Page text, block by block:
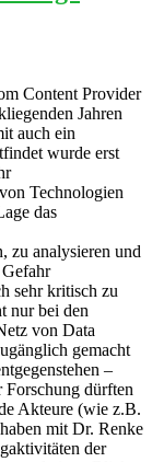
Content Provider
Jahren
auch ein
wurde erst
Technologien
das
zu analysieren und
sehr kritisch zu
nur bei den
von Data
gemacht
–
dürften
Akteure (wie z.B.
mit Dr. Renke
der